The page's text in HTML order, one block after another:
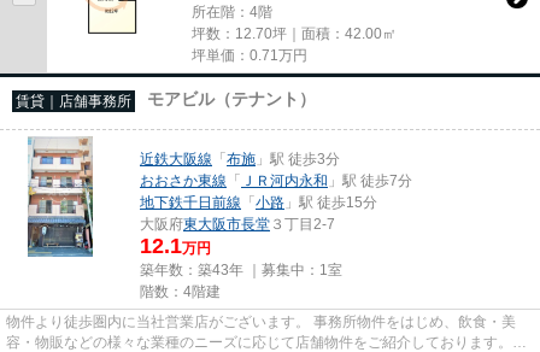
所在階：4階
坪数：12.70坪｜面積：42.00㎡
坪単価： 0.71 万円
賃貸｜店舗事務所 モアビル（テナント）
近鉄大阪線 「布施 」駅 徒歩3分
おおさか東線 「 ＪＲ河内永和 」駅 徒歩7分
地下鉄千日前線 「小路 」駅 徒歩15分
大阪府東大阪市長堂 ３丁目2-7
12.1万円
築年数：築43年 ｜募集中： 1室
階数：4階建
物件より徒歩圏内に当社営業店がございます。 事務所物件をはじめ、飲食・美
容・物販などの様々な業種のニーズに応じて店舗物件をご紹介しております。